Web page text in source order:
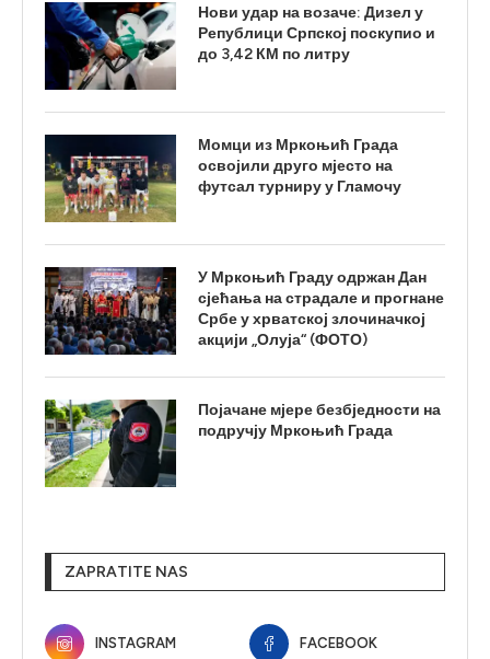
Нови удар на возаче: Дизел у
Републици Српској поскупио и
до 3,42 КМ по литру
Момци из Мркоњић Града
освојили друго мјесто на
футсал турниру у Гламочу
У Мркоњић Граду одржан Дан
сјећања на страдале и прогнане
Србе у хрватској злочиначкој
акцији „Олуја“ (ФОТО)
Појачане мјере безбједности на
подручју Мркоњић Града
ZAPRATITE NAS
INSTAGRAM FACEBOOK